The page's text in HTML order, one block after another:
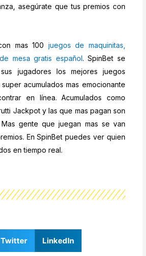
asegúrate que tus premios con
mas 100 juegos de maquinitas,
mesa gratis español. SpinBet se
jugadores los mejores juegos
acumulados mas emocionante
en línea. Acumulados como
Jackpot y las que mas pagan son
gente que juegan mas se van
En SpinBet puedes ver quien
en tiempo real.
Twitter LinkedIn